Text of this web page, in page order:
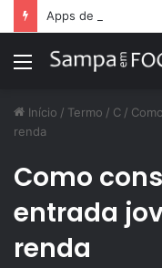
Menu
Início / Termo / C /
renda
Como
entrada
renda